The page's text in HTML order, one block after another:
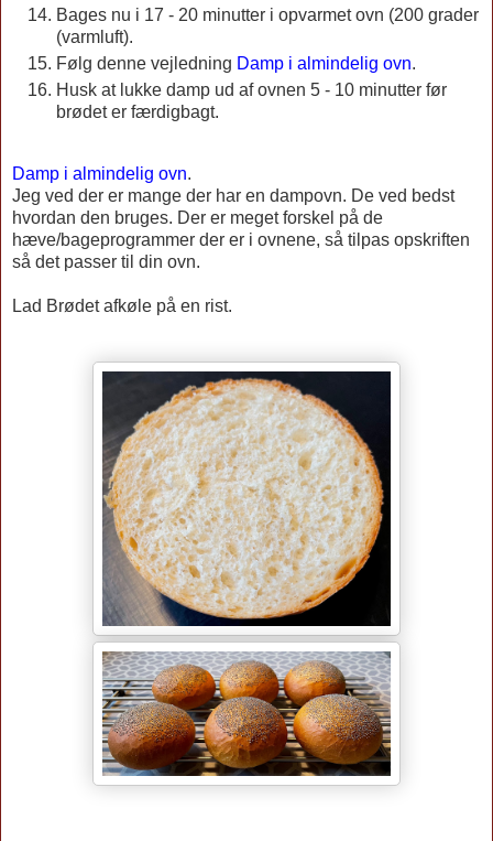
Bages nu i 17 - 20 minutter i opvarmet ovn (200 grader
(varmluft).
Følg denne vejledning Damp i almindelig ovn.
Husk at lukke damp ud af ovnen 5 - 10 minutter før
brødet er færdigbagt.
Damp i almindelig ovn.
Jeg ved der er mange der har en dampovn. De ved bedst
hvordan den bruges. Der er meget forskel på de
hæve/bageprogrammer der er i ovnene, så tilpas opskriften
så det passer til din ovn.
Lad Brødet afkøle på en rist.